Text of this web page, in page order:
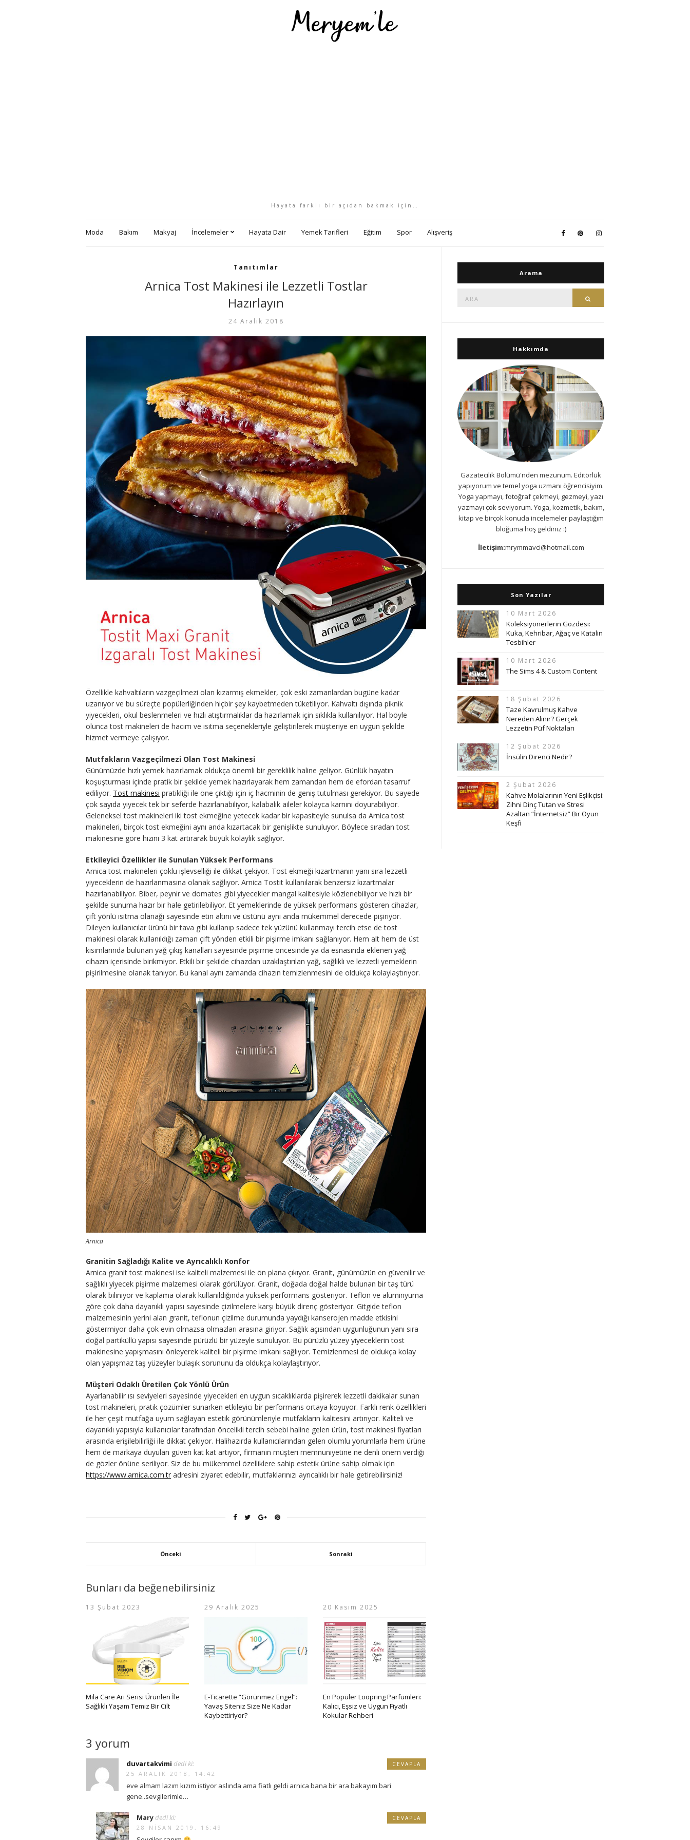
Hayata farklı bir açıdan bakmak için…
Moda Bakım Makyaj İncelemeler Hayata Dair Yemek Tarifleri Eğitim Spor Alışveriş
Tanıtımlar
Arnica Tost Makinesi ile Lezzetli Tostlar
Hazırlayın
24 Aralık 2018
Özellikle kahvaltıların vazgeçilmezi olan kızarmış ekmekler, çok eski zamanlardan bugüne kadar
uzanıyor ve bu süreçte popülerliğinden hiçbir şey kaybetmeden tüketiliyor. Kahvaltı dışında piknik
yiyecekleri, okul beslenmeleri ve hızlı atıştırmalıklar da hazırlamak için sıklıkla kullanılıyor. Hal böyle
olunca tost makineleri de hacim ve ısıtma seçenekleriyle geliştirilerek müşteriye en uygun şekilde
hizmet vermeye çalışıyor.
Mutfakların Vazgeçilmezi Olan Tost Makinesi
Günümüzde hızlı yemek hazırlamak oldukça önemli bir gereklilik haline geliyor. Günlük hayatın
koşuşturması içinde pratik bir şekilde yemek hazırlayarak hem zamandan hem de efordan tasarruf
ediliyor. Tost makinesi pratikliği ile öne çıktığı için iç hacminin de geniş tutulması gerekiyor. Bu sayede
çok sayıda yiyecek tek bir seferde hazırlanabiliyor, kalabalık aileler kolayca karnını doyurabiliyor.
Geleneksel tost makineleri iki tost ekmeğine yetecek kadar bir kapasiteyle sunulsa da Arnica tost
makineleri, birçok tost ekmeğini aynı anda kızartacak bir genişlikte sunuluyor. Böylece sıradan tost
makinesine göre hızını 3 kat artırarak büyük kolaylık sağlıyor.
Etkileyici Özellikler ile Sunulan Yüksek Performans
Arnica tost makineleri çoklu işlevselliği ile dikkat çekiyor. Tost ekmeği kızartmanın yanı sıra lezzetli
yiyeceklerin de hazırlanmasına olanak sağlıyor. Arnica Tostit kullanılarak benzersiz kızartmalar
hazırlanabiliyor. Biber, peynir ve domates gibi yiyecekler mangal kalitesiyle közlenebiliyor ve hızlı bir
şekilde sunuma hazır bir hale getirilebiliyor. Et yemeklerinde de yüksek performans gösteren cihazlar,
çift yönlü ısıtma olanağı sayesinde etin altını ve üstünü aynı anda mükemmel derecede pişiriyor.
Dileyen kullanıcılar ürünü bir tava gibi kullanıp sadece tek yüzünü kullanmayı tercih etse de tost
makinesi olarak kullanıldığı zaman çift yönden etkili bir pişirme imkanı sağlanıyor. Hem alt hem de üst
kısımlarında bulunan yağ çıkış kanalları sayesinde pişirme öncesinde ya da esnasında eklenen yağ
cihazın içerisinde birikmiyor. Etkili bir şekilde cihazdan uzaklaştırılan yağ, sağlıklı ve lezzetli yemeklerin
pişirilmesine olanak tanıyor. Bu kanal aynı zamanda cihazın temizlenmesini de oldukça kolaylaştırıyor.
Arnica
Granitin Sağladığı Kalite ve Ayrıcalıklı Konfor
Arnica granit tost makinesi ise kaliteli malzemesi ile ön plana çıkıyor. Granit, günümüzün en güvenilir ve
sağlıklı yiyecek pişirme malzemesi olarak görülüyor. Granit, doğada doğal halde bulunan bir taş türü
olarak biliniyor ve kaplama olarak kullanıldığında yüksek performans gösteriyor. Teflon ve alüminyuma
göre çok daha dayanıklı yapısı sayesinde çizilmelere karşı büyük direnç gösteriyor. Gitgide teflon
malzemesinin yerini alan granit, teflonun çizilme durumunda yaydığı kanserojen madde etkisini
göstermiyor daha çok evin olmazsa olmazları arasına giriyor. Sağlık açısından uygunluğunun yanı sıra
doğal partiküllü yapısı sayesinde pürüzlü bir yüzeyle sunuluyor. Bu pürüzlü yüzey yiyeceklerin tost
makinesine yapışmasını önleyerek kaliteli bir pişirme imkanı sağlıyor. Temizlenmesi de oldukça kolay
olan yapışmaz taş yüzeyler bulaşık sorununu da oldukça kolaylaştırıyor.
Müşteri Odaklı Üretilen Çok Yönlü Ürün
Ayarlanabilir ısı seviyeleri sayesinde yiyecekleri en uygun sıcaklıklarda pişirerek lezzetli dakikalar sunan
tost makineleri, pratik çözümler sunarken etkileyici bir performans ortaya koyuyor. Farklı renk özellikleri
ile her çeşit mutfağa uyum sağlayan estetik görünümleriyle mutfakların kalitesini artırıyor. Kaliteli ve
dayanıklı yapısıyla kullanıcılar tarafından öncelikli tercih sebebi haline gelen ürün, tost makinesi fiyatları
arasında erişilebilirliği ile dikkat çekiyor. Halihazırda kullanıcılarından gelen olumlu yorumlarla hem ürüne
hem de markaya duyulan güven kat kat artıyor, firmanın müşteri memnuniyetine ne denli önem verdiği
de gözler önüne seriliyor. Siz de bu mükemmel özelliklere sahip estetik ürüne sahip olmak için
https://www.arnica.com.tr adresini ziyaret edebilir, mutfaklarınızı ayrıcalıklı bir hale getirebilirsiniz!
Önceki Sonraki
Bunları da beğenebilirsiniz
13 Şubat 2023
Mila Care Arı Serisi Ürünleri İle
Sağlıklı Yaşam Temiz Bir Cilt
29 Aralık 2025
E-Ticarette “Görünmez Engel”:
Yavaş Siteniz Size Ne Kadar
Kaybettiriyor?
20 Kasım 2025
En Popüler Loopring Parfümleri:
Kalıcı, Eşsiz ve Uygun Fiyatlı
Kokular Rehberi
3 yorum
duvartakvimi dedi ki:
25 ARALIK 2018, 14:42
eve almam lazım kızım istiyor aslında ama fiatlı geldi arnica bana bir ara bakayım bari
gene..sevgilerimle…
CEVAPLA
Mary dedi ki:
28 NISAN 2019, 16:49
CEVAPLA
Arama
Hakkımda
Gazatecilik Bölümü'nden mezunum. Editörlük
yapıyorum ve temel yoga uzmanı öğrencisiyim.
Yoga yapmayı, fotoğraf çekmeyi, gezmeyi, yazı
yazmayı çok seviyorum. Yoga, kozmetik, bakım,
kitap ve birçok konuda incelemeler paylaştığım
bloğuma hoş geldiniz :)
İletişim:mrymmavci@hotmail.com
Son Yazılar
10 Mart 2026
Koleksiyonerlerin Gözdesi:
Kuka, Kehribar, Ağaç ve Katalin
Tesbihler
10 Mart 2026
The Sims 4 & Custom Content
18 Şubat 2026
Taze Kavrulmuş Kahve
Nereden Alınır? Gerçek
Lezzetin Püf Noktaları
12 Şubat 2026
İnsülin Direnci Nedir?
2 Şubat 2026
Kahve Molalarının Yeni Eşlikçisi:
Zihni Dinç Tutan ve Stresi
Azaltan “İnternetsiz” Bir Oyun
Keşfi